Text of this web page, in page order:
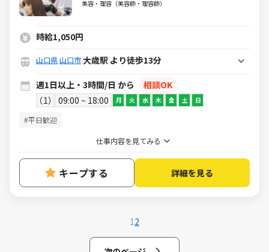
美容・理容（美容師・理容師）
時給1,050円
山口県山口市大歳駅 より徒歩13分
週1日以上・3時間/日 から
相談OK
1
09:00 ~ 18:00 月 火 水 木 金 土 日
#平日歓迎
仕事内容を見てみる
キープする 詳細を見る
12